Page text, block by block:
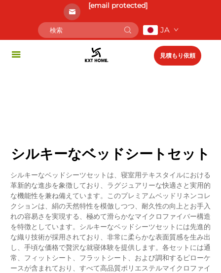
[email protected]
JA
見積もり依頼
シルキーなベッドシートセット
シルキーなベッドシーツセットは、寝室用テキスタイルにおける
革新的な進歩を象徴しており、ラグジュアリーな快適さと実用的
な機能性を兼ね備えています。このプレミアムベッドリネンコレ
クションは、絹の天然特性を模倣しつつ、耐久性の向上とお手入
れの容易さを実現する、極めて滑らかなマイクロファイバー構造
を特徴としています。シルキーなベッドシーツセットには先進的
な織り技術が採用されており、非常に柔らかな表面質感を生み出
し、手頃な価格で贅沢な就寝体験を提供します。各セットには通
常、フィットシート、フラットシート、および調和するピローケ
ースが含まれており、すべて高品質ポリエステルマイクロファイ